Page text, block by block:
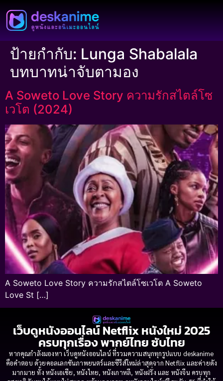
ป้ายกำกับ: Lunga Shabalala
บทบาทน่าจับตามอง
A Soweto Love Story ความรักสไตล์โซ
เวโต (2024)
A Soweto Love Story ความรักสไตล์โซเวโต A Soweto
Love St […]
เว็บดูหนังออนไลน์ Netflix หนังใหม่ 2025
ครบทุกเรื่อง พากย์ไทย ซับไทย
หากคุณกำลังมองหา เว็บดูหนังออนไลน์ ที่รวมความสนุกทุกรูปแบบ deskanime
คือคำตอบ ด้วยคอลเลกชันภาพยนตร์และซีรีส์ใหม่ล่าสุดจาก Netflix และค่ายดัง
มากมาย ทั้ง หนังเอเชีย, หนังไทย, หนังเกาหลี, หนังฝรั่ง และ หนังจีน ครบทุก